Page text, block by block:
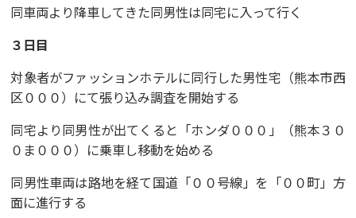
同車両より降車してきた同男性は同宅に入って行く
３日目
対象者がファッションホテルに同行した男性宅（熊本市西
区０００）にて張り込み調査を開始する
同宅より同男性が出てくると「ホンダ０００」（熊本３０
０ま０００）に乗車し移動を始める
同男性車両は路地を経て国道「００号線」を「００町」方
面に進行する